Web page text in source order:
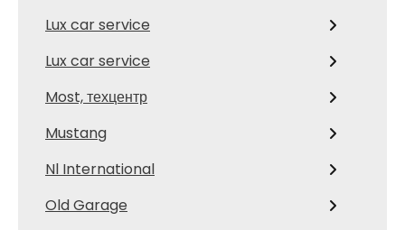
Lux car service
Lux car service
Most, техцентр
Mustang
Nl International
Old Garage